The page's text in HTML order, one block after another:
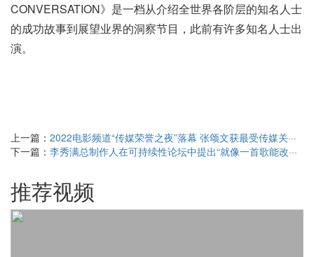
CONVERSATION》是一档从介绍全世界各阶层的知名人士
的成功故事到展望业界的洞察节目，此前有许多知名人士出
演。
上一篇： 2022电影频道“传媒荣誉之夜”落幕 张颂文获最受传媒关···
下一篇： 李秀满总制作人在可持续性论坛中提出“就像一首歌能改···
推荐视频